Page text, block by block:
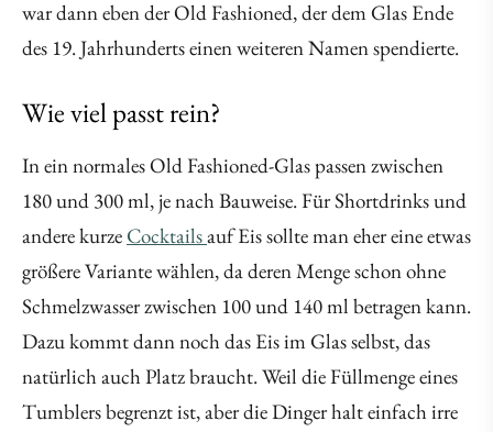
war dann eben der Old Fashioned, der dem Glas Ende
des 19. Jahrhunderts einen weiteren Namen spendierte.
Wie viel passt rein?
In ein normales Old Fashioned-Glas passen zwischen
180 und 300 ml, je nach Bauweise. Für Shortdrinks und
andere kurze Cocktailsauf Eis sollte man eher eine etwas
größere Variante wählen, da deren Menge schon ohne
Schmelzwasser zwischen 100 und 140 ml betragen kann.
Dazu kommt dann noch das Eis im Glas selbst, das
natürlich auch Platz braucht. Weil die Füllmenge eines
Tumblers begrenzt ist, aber die Dinger halt einfach irre